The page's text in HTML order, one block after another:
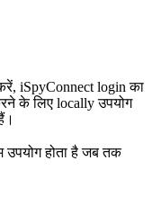
iSpyConnect login का
के लिए locally उपयोग
उपयोग होता है जब तक